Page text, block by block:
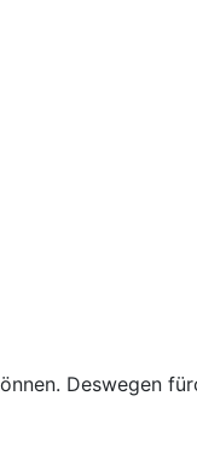
Deswegen